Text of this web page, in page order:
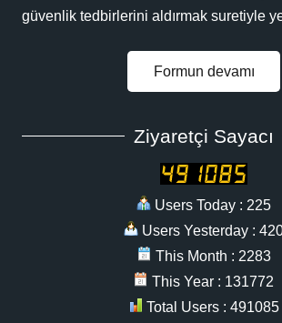
güvenlik tedbirlerini aldırmak suretiyle
Formun devamı
Ziyaretçi Sayacı
Users Today : 225
Users Yesterday :
This Month : 2283
This Year : 131772
Total Users : 491085